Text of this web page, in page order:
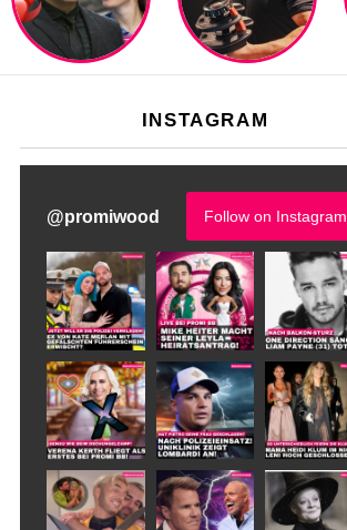
INSTAGRAM
@promiwood Follow on Instagram